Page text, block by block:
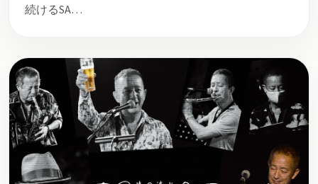
続けるSA…